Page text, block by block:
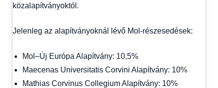
közalapítványoktól.
Jelenleg az alapítványoknál lévő Mol-részesedések:
Mol–Új Európa Alapítvány: 10,5%
Maecenas Universitatis Corvini Alapítvány: 10%
Mathias Corvinus Collegium Alapítvány: 10%